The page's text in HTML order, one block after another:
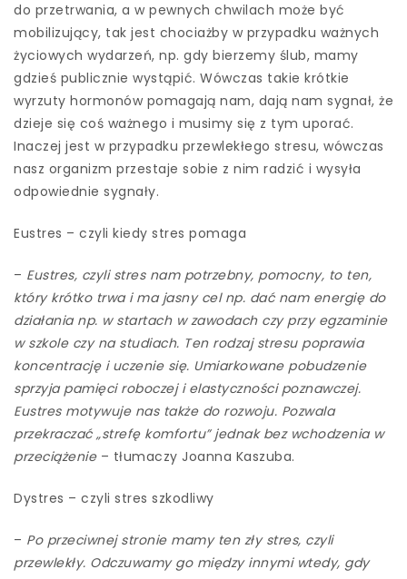
do przetrwania, a w pewnych chwilach może być
mobilizujący, tak jest chociażby w przypadku ważnych
życiowych wydarzeń, np. gdy bierzemy ślub, mamy
gdzieś publicznie wystąpić. Wówczas takie krótkie
wyrzuty hormonów pomagają nam, dają nam sygnał, że
dzieje się coś ważnego i musimy się z tym uporać.
Inaczej jest w przypadku przewlekłego stresu, wówczas
nasz organizm przestaje sobie z nim radzić i wysyła
odpowiednie sygnały.
Eustres – czyli kiedy stres pomaga
– Eustres, czyli stres nam potrzebny, pomocny, to ten,
który krótko trwa i ma jasny cel np. dać nam energię do
działania np. w startach w zawodach czy przy egzaminie
w szkole czy na studiach. Ten rodzaj stresu poprawia
koncentrację i uczenie się. Umiarkowane pobudzenie
sprzyja pamięci roboczej i elastyczności poznawczej.
Eustres motywuje nas także do rozwoju. Pozwala
przekraczać „strefę komfortu” jednak bez wchodzenia w
przeciążenie– tłumaczy Joanna Kaszuba.
Dystres – czyli stres szkodliwy
– Po przeciwnej stronie mamy ten zły stres, czyli
przewlekły. Odczuwamy go między innymi wtedy, gdy